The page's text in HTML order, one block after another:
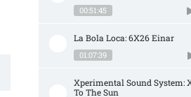
00:51:45
La Bola Loca: 6X26 Einar
01:07:39
Xperimental Sound System:
To The Sun